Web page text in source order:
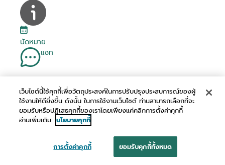
นัดหมาย
แชท
โทร
เว็บไซต์นี้ใช้คุกกี้เพื่อวัตถุประสงค์ในการปรับปรุงประสบการณ์ของผู้
ใช้งานให้ดียิ่งขึ้น ดังนั้น ในการใช้งานเว็บไซต์ ท่านสามารถเลือกที่จะ
ยอมรับหรือปฏิเสธคุกกี้ของเราโดยเพียงแค่คลิกการตั้งค่าคุกกี้
อ่านเพิ่มเติม นโยบายคุกกี้
การตั้งค่าคุกกี้ ยอมรับคุกกี้ทั้งหมด